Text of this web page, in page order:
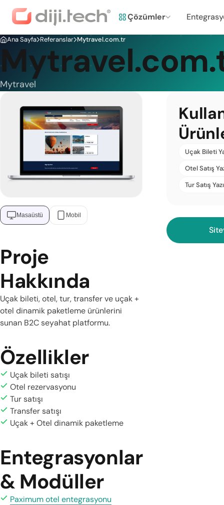
Çözümler
Ana Sayfa Referanslar Mytravel.com.tr
Mytravel
Masaüstü Mobil
Proje
Hakkında
Uçak bileti, otel, tur, transfer ve uçak +
otel dinamik paketleme ürünlerini
sunan B2C seyahat platformu.
Özellikler
Uçak bileti satışı
Otel rezervasyonu
Tur satışı
Transfer satışı
Uçak + Otel dinamik paketleme
Entegrasyonlar
& Modüller
Paximum otel entegrasyonu
Uçak Bileti
Otel Satış
Tur Satış